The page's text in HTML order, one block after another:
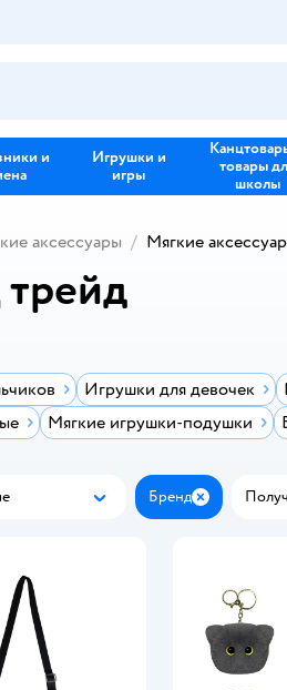
и
Игрушки и
игры
товары
школы
аксессуары Мягкие
Игрушки для девочек
Мягкие игрушки-подушки
Популярные Бренд Закрыть